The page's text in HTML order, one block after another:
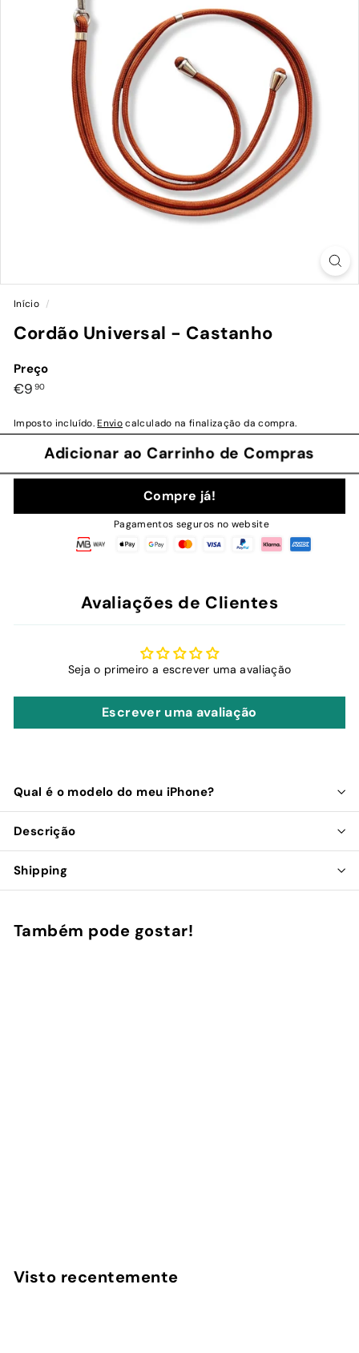
Início /
Cordão Universal - Castanho
Preço
Preço
€9 90€9,90
Imposto incluído.Enviocalculado na finalização da compra.
Adicionar ao Carrinho de Compras
Compre já!
Pagamentos seguros no website
Avaliações de Clientes
Seja o primeiro a escrever uma avaliação
Escrever uma avaliação
Qual é o modelo do meu iPhone?
Descrição
Shipping
Também pode gostar!
0
Visto recentemente